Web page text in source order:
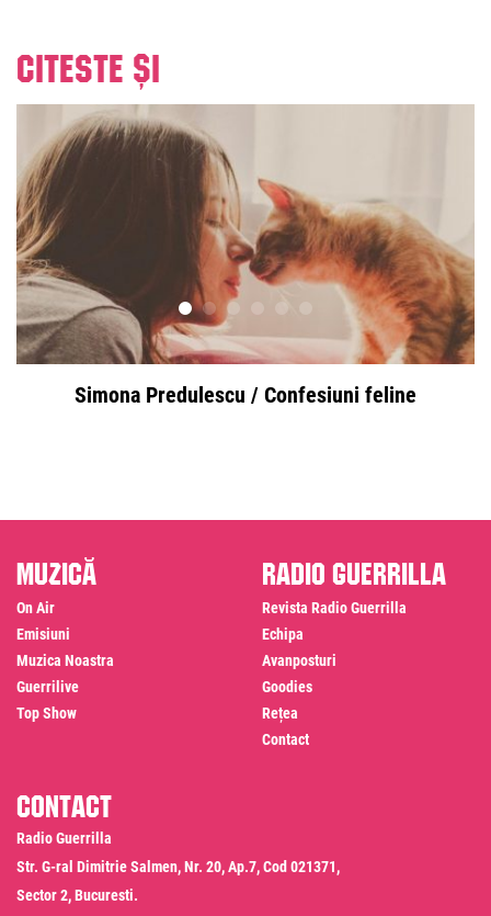
Citeste și
Simona Predulescu / Confesiuni feline
Muzică
On Air
Emisiuni
Muzica Noastra
Guerrilive
Top Show
Radio Guerrilla
Revista Radio Guerrilla
Echipa
Avanposturi
Goodies
Rețea
Contact
Contact
Radio Guerrilla
Str. G-ral Dimitrie Salmen, Nr. 20, Ap.7, Cod 021371,
Sector 2, Bucuresti.